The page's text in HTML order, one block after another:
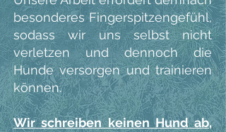
besonderes Fingerspitzengefühl,
sodass wir uns selbst nicht
verletzen und dennoch die
Hunde versorgen und trainieren
können.
Wir schreiben keinen Hund ab,